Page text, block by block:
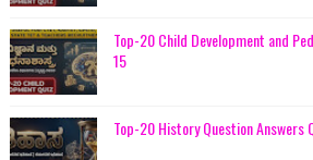
Top-20 Child Development and
15
Top-20 History Question Answers